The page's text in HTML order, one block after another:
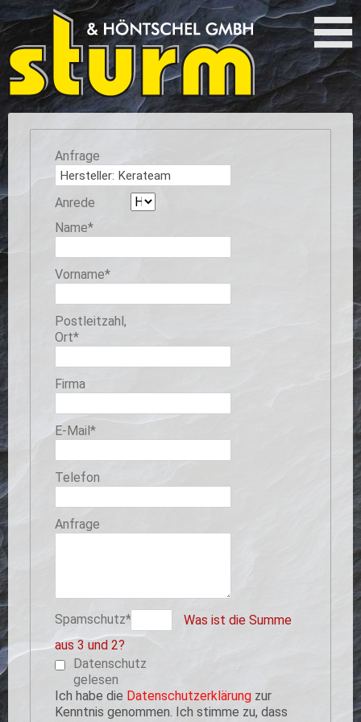
Anfrage
Anrede
Pflichtfeld
Name*
Pflichtfeld
Vorname*
Pflichtfeld
Postleitzahl,
Ort*
Firma
Pflichtfeld
E-Mail*
Telefon
Anfrage
Pflichtfeld
Spamschutz*
Was ist die Summe
aus 3 und 2?
Datenschutz
gelesen
Ich habe die Datenschutzerklärung zur
Kenntnis genommen. Ich stimme zu, dass